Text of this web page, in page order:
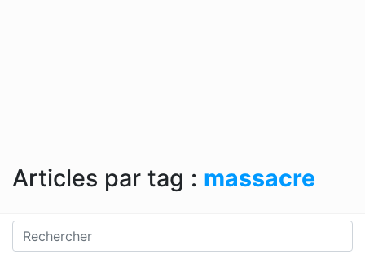
Articles par tag : massacre